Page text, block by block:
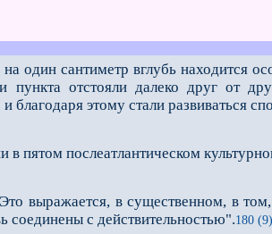
один сантиметр вглубь находится
пункта отстояли далеко друг от
благодаря этому стали развиваться
в пятом послеатлантическом
выражается, в существенном, в
соединены с действительностью".180 (9)